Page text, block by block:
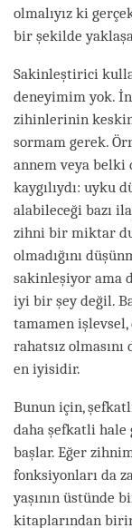
olmalıyız ki
bir şekilde
Sakinleştirici
deneyimim yok.
zihinlerinin
sormam gerek.
annem veya belki
kaygılıydı: uyku
alabileceği bazı
zihni bir miktar
olmadığını
sakinleşiyor ama
iyi bir şey değil.
tamamen
rahatsız
en iyisidir.
Bunun için,
daha şefkatli hale
başlar. Eğer
fonksiyonları da
yaşının üstünde
kitaplarından